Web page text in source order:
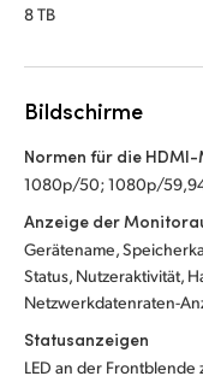
8 TB
Bildschirme
Normen für die
1080p/50; 1080p/
Anzeige der
Gerätename,
Status, Nutzeraktivität,
Netzwerkdatenraten-
Statusanzeigen
LED an der